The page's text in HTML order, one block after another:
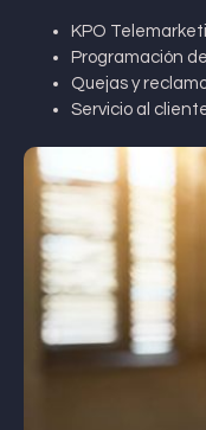
KPO
Programación
Quejas y
Servicio al